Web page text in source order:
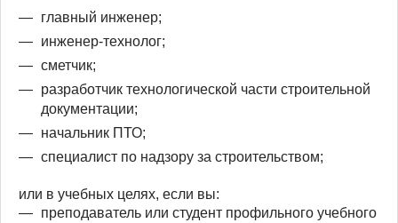
главный инженер;
инженер-технолог;
сметчик;
разработчик технологической части строительной
документации;
начальник ПТО;
специалист по надзору за строительством;
или в учебных целях, если вы:
преподаватель или студент профильного учебного